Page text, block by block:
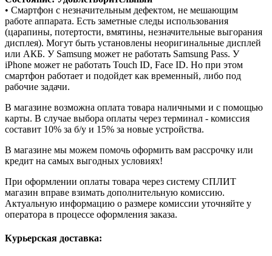
• Смартфон с незначительным дефектом, не мешающим
работе аппарата. Есть заметные следы использования
(царапины, потертости, вмятины, незначительные выгорания
дисплея). Могут быть установлены неоригинальные дисплей
или АКБ. У Samsung может не работать Samsung Pass. У
iPhone может не работать Touch ID, Face ID. Но при этом
смартфон работает и подойдет как временный, либо под
рабочие задачи.
В магазине возможна оплата товара наличными и с помощью
карты. В случае выбора оплаты через терминал - комиссия
составит 10% за б/у и 15% за новые устройства.
В магазине мы можем помочь оформить вам рассрочку или
кредит на самых выгодных условиях!
При оформлении оплаты товара через систему СПЛИТ
магазин вправе взимать дополнительную комиссию.
Актуальную информацию о размере комиссии уточняйте у
оператора в процессе оформления заказа.
Курьерская доставка: